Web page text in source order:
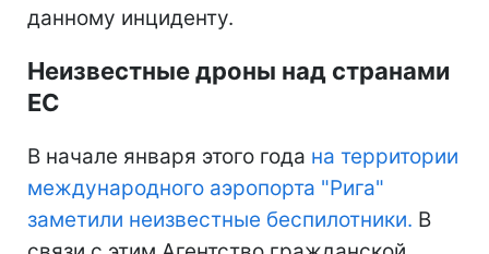
данному инциденту.
Неизвестные дроны над странами
ЕС
В начале января этого года на территории
международного аэропорта "Рига"
заметили неизвестные беспилотники. В